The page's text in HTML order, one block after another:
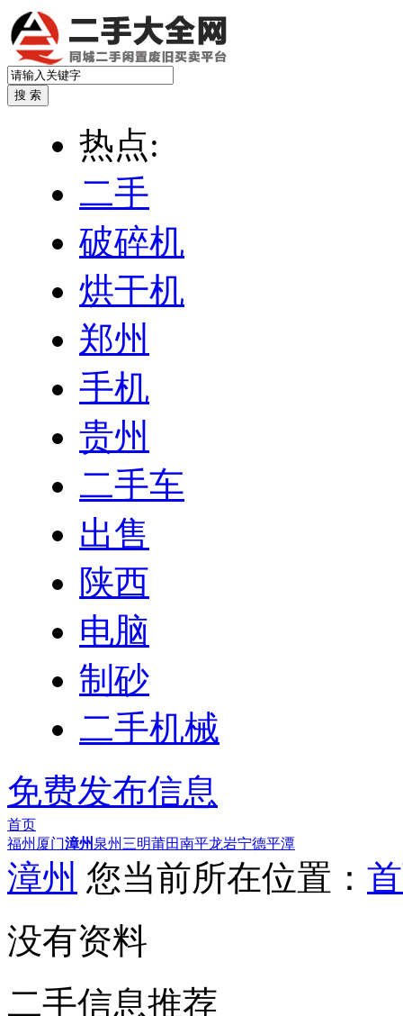
热点:
二手
破碎机
烘干机
郑州
手机
贵州
二手车
出售
陕西
电脑
制砂
二手机械
免费发布信息
首页
福州 厦门漳州 泉州 三明莆田南平龙岩宁德平潭
漳州 您当前所在位置：
没有资料
二手信息推荐